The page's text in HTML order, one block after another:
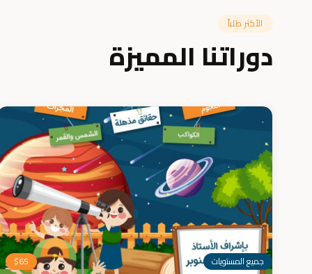
الأكثر طلباً
دوراتنا المميزة
جميع المستويات $65